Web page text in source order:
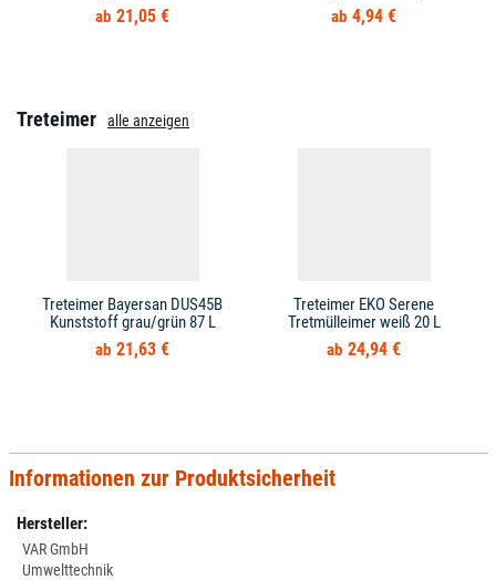
21,05 € 4,94 €
Treteimer alle anzeigen
Treteimer Bayersan DUS45B
Kunststoff grau/grün 87 L
21,63 €
Treteimer EKO Serene
Tretmülleimer weiß 20 L
24,94 €
Informationen zur Produktsicherheit
Hersteller:
VAR GmbH
Umwelttechnik